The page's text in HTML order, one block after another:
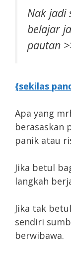
Nak jadi
belajar
pautan
{sekilas
Apa yang
berasaskan
panik atau
Jika betul
langkah
Jika tak
sendiri
berwibawa.